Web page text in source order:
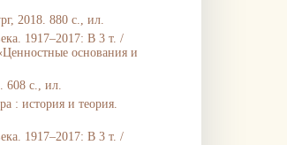
2018. 880 с., ил.
1917–2017: В 3 т. /
основания и
608 с., ил.
: история и теория.
1917–2017: В 3 т. /